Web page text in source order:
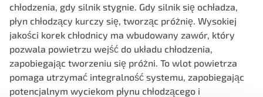
chłodzenia, gdy silnik stygnie. Gdy silnik się ochładza,
płyn chłodzący kurczy się, tworząc próżnię. Wysokiej
jakości korek chłodnicy ma wbudowany zawór, który
pozwala powietrzu wejść do układu chłodzenia,
zapobiegając tworzeniu się próżni. To wlot powietrza
pomaga utrzymać integralność systemu, zapobiegając
potencjalnym wyciekom płynu chłodzącego i